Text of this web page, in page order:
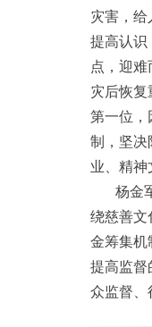
灾害，给
提高认识
点，迎
灾后恢复
第一位，
制，坚决
业、精神
杨金
绕慈善文
金筹集机
提高监督
众监督、